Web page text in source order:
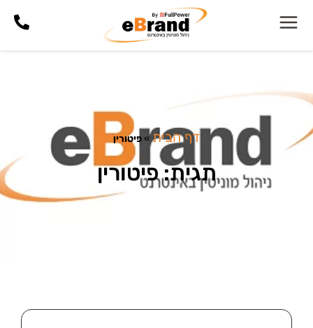
דף הבית»פיטורין
תגית: פיטורין